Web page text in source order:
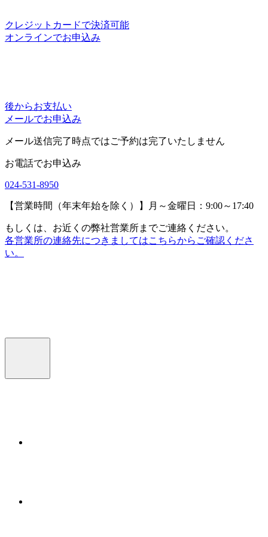
クレジットカードで決済可能
オンラインでお申込み
後からお支払い
メールでお申込み
メール送信完了時点ではご予約は完了いたしません
お電話でお申込み
024-531-8950
【営業時間（年末年始を除く）】月～金曜日：9:00～17:40
もしくは、お近くの弊社営業所までご連絡ください。
各営業所の連絡先につきましてはこちらからご確認くださ
い。